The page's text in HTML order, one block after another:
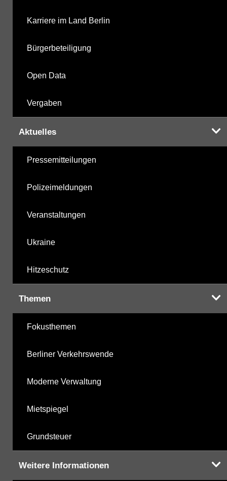
Karriere im Land Berlin
Bürgerbeteiligung
Open Data
Vergaben
Aktuelles
Pressemitteilungen
Polizeimeldungen
Veranstaltungen
Ukraine
Hitzeschutz
Themen
Fokusthemen
Berliner Verkehrswende
Moderne Verwaltung
Mietspiegel
Grundsteuer
Weitere Informationen